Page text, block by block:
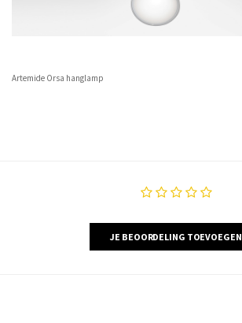
Artemide Orsa hanglamp
JE BEOORDELING TOEVOEGEN